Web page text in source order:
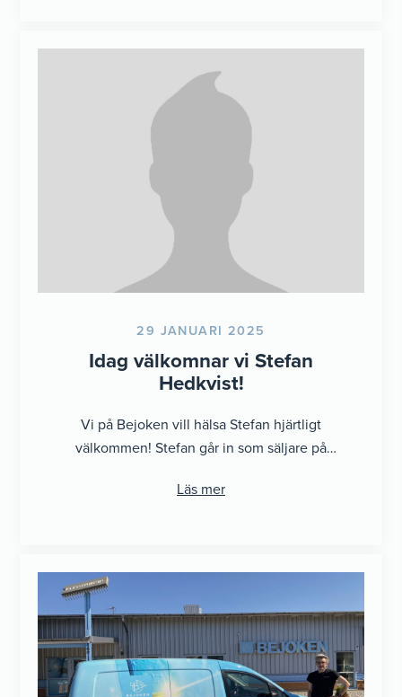
29 JANUARI 2025
Idag välkomnar vi Stefan
Hedkvist!
Vi på Bejoken vill hälsa Stefan hjärtligt
välkommen! Stefan går in som säljare på
Läs mer